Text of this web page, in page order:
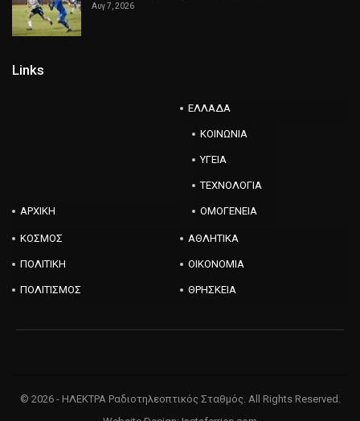
Αυγ 7, 2026
Links
ΑΡΧΙΚΗ
ΕΛΛΑΔΑ
ΚΟΙΝΩΝΙΑ
ΥΓΕΙΑ
ΤΕΧΝΟΛΟΓΙΑ
ΟΜΟΓΕΝΕΙΑ
ΚΟΣΜΟΣ ΑΘΛΗΤΙΚΑ
ΠΟΛΙΤΙΚΗ ΟΙΚΟΝΟΜΙΑ
ΠΟΛΙΤΙΣΜΟΣ ΘΡΗΣΚΕΙΑ
© 2026 - ΗΛΕΚΤΡΑ Ραδιοτηλεοπτικός Σταθμός. All Rights Reserved.